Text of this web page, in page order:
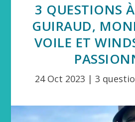
3 QUESTIONS
GUIRAUD,
VOILE ET
24 Oct 2023 | 3